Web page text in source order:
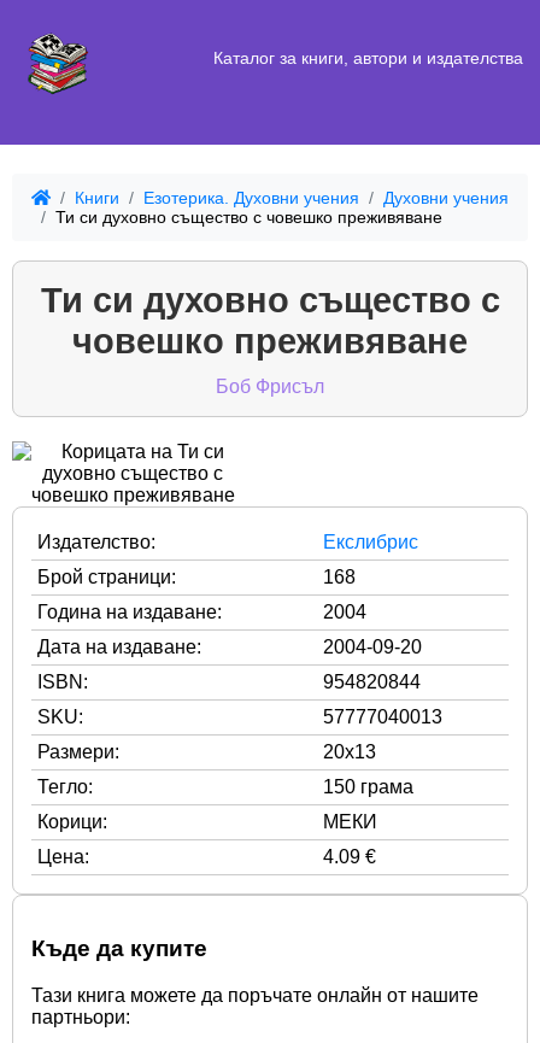
Каталог за книги, автори и издателства
Книги Езотерика. Духовни учения
Духовни учения
Ти си духовно същество с човешко преживяване
Ти си духовно същество с
човешко преживяване
Боб Фрисъл
Издателство:
Екслибрис
Брой страници:
168
Година на издаване:
2004
Дата на издаване:
2004-09-20
ISBN:
954820844
SKU:
57777040013
Размери:
20x13
Тегло:
150 грама
Корици:
МЕКИ
Цена:
4.09 €
Къде да купите
Тази книга можете да поръчате онлайн от нашите
партньори: